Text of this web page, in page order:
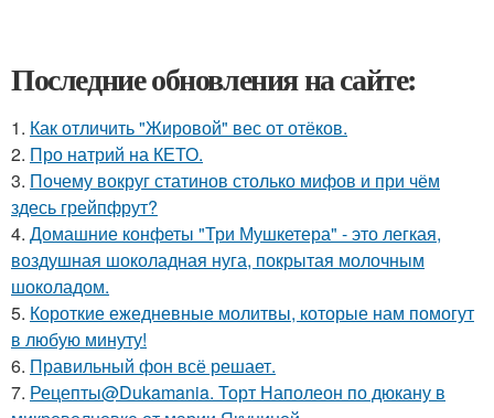
Последние обновления на сайте:
1. Как отличить "Жировой" вес от отёков.
2. Про натрий на КЕТО.
3. Почему вокруг статинов столько мифов и при чём
здесь грейпфрут?
4. Домашние конфеты "Три Мушкетера" - это легкая,
воздушная шоколадная нуга, покрытая молочным
шоколадом.
5. Короткие ежедневные молитвы, которые нам помогут
в любую минуту!
6. Правильный фон всё решает.
7. Рецепты@Dukamania. Торт Наполеон по дюкану в